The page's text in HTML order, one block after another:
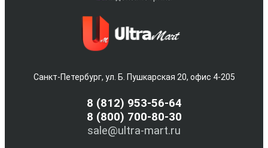
Санкт-Петербург, ул. Б. Пушкарская 20, офис 4-205
8 (812) 953-56-64
8 (800) 700-80-30
sale@ultra-mart.ru